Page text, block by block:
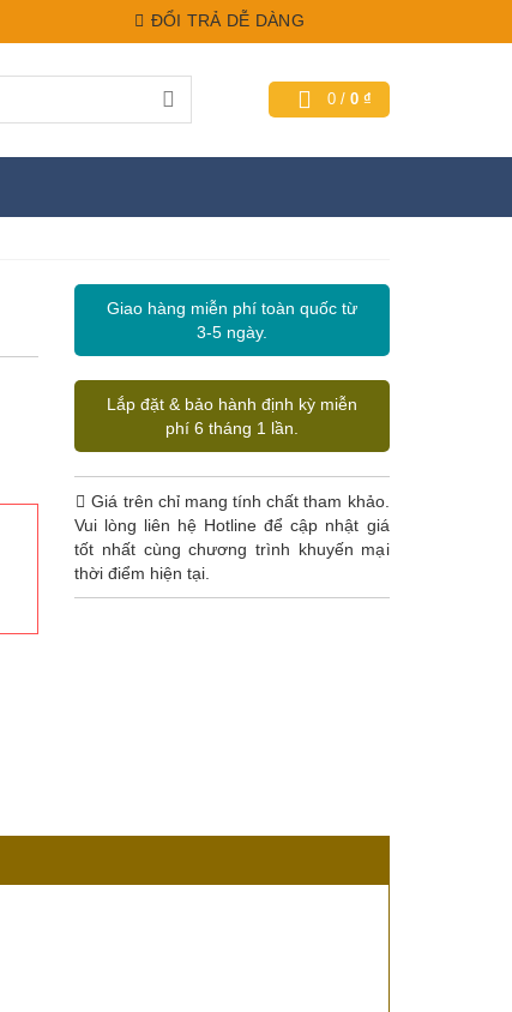
ĐỔI TRẢ DỄ DÀNG
0 / 0 ₫
Giao hàng miễn phí toàn quốc từ
3-5 ngày.
Lắp đặt & bảo hành định kỳ miễn
phí 6 tháng 1 lần.
Giá trên chỉ mang tính chất tham khảo.
Vui lòng liên hệ Hotline để cập nhật giá
tốt nhất cùng chương trình khuyến mại
thời điểm hiện tại.